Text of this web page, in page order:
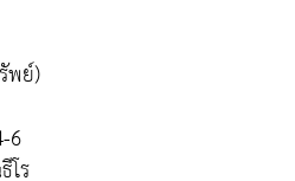
พย์)
6
ร